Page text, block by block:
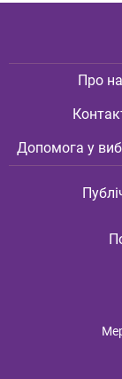
Про
Допомога у